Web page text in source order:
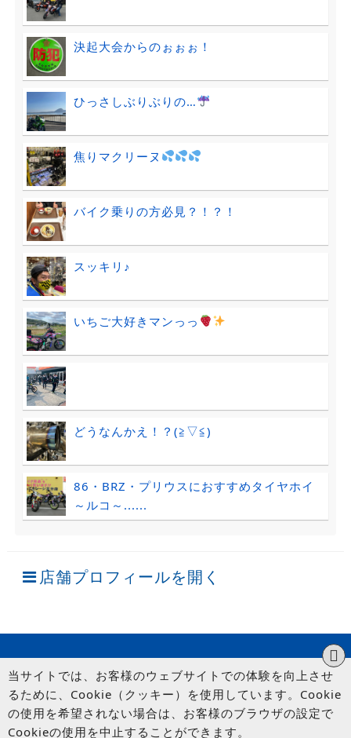
決起大会からのぉぉぉ！
ひっさしぶりぶりの…
焦りマクリーヌ
バイク乗りの方必見？！？！
スッキリ♪
いちご大好きマンっっ
どうなんかえ！？(≧▽≦)
86・BRZ・プリウスにおすすめタイヤホイ
～ルコ～......
店舗プロフィールを開く
当サイトでは、お客様のウェブサイトでの体験を向上させ
るために、Cookie（クッキー）を使用しています。Cookie
の使用を希望されない場合は、お客様のブラウザの設定で
Cookieの使用を中止することができます。